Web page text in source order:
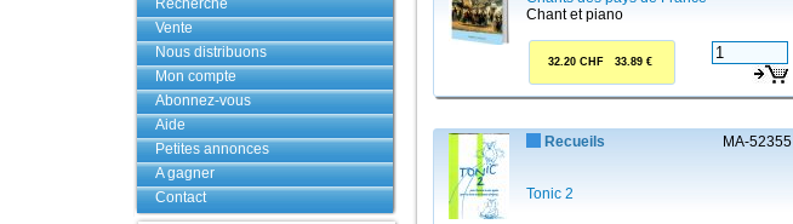
Recherche
Vente
Nous distribuons
Mon compte
Abonnez-vous
Aide
Petites annonces
A gagner
Contact
Chant et piano
32.20 CHF 33.89 €
Recueils MA-52355
Tonic 2